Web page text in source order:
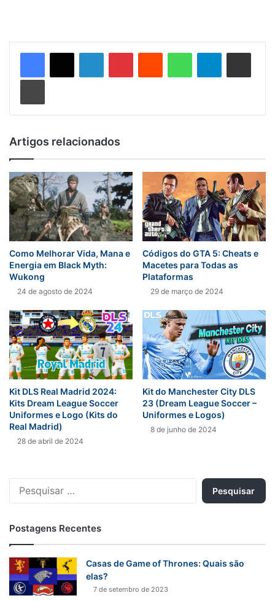
LinkedinPinterestReddit WhatsAppTelegramCompartilhar via e-mail
Imprimir
Artigos relacionados
Como Melhorar Vida, Mana e
Energia em Black Myth:
Wukong
24 de agosto de 2024
Códigos do GTA 5: Cheats e
Macetes para Todas as
Plataformas
29 de março de 2024
Kit DLS Real Madrid 2024:
Kits Dream League Soccer
Uniformes e Logo (Kits do
Real Madrid)
28 de abril de 2024
Kit do Manchester City DLS
23 (Dream League Soccer –
Uniformes e Logos)
8 de junho de 2024
Pesquisar
Postagens Recentes
Casas de Game of Thrones: Quais são
elas?
7 de setembro de 2023